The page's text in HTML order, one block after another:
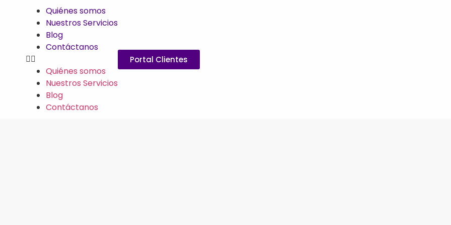
Quiénes somos
Nuestros Servicios
Blog
Contáctanos
Quiénes somos
Nuestros Servicios
Blog
Contáctanos
Portal Clientes